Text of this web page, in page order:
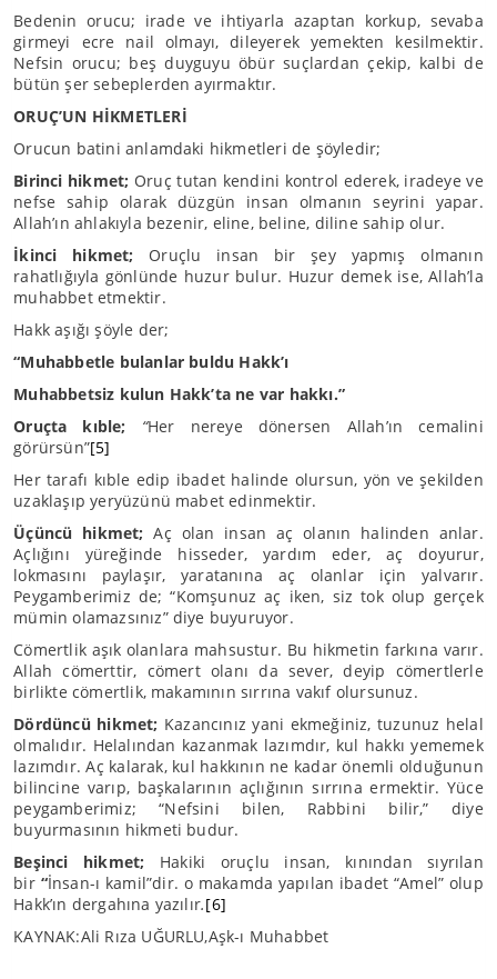
Bedenin orucu; irade ve ihtiyarla azaptan korkup, sevaba
girmeyi ecre nail olmayı, dileyerek yemekten kesilmektir.
Nefsin orucu; beş duyguyu öbür suçlardan çekip, kalbi de
bütün şer sebeplerden ayırmaktır.
ORUÇ’UN HİKMETLERİ
Orucun batini anlamdaki hikmetleri de şöyledir;
Birinci hikmet; Oruç tutan kendini kontrol ederek, iradeye ve
nefse sahip olarak düzgün insan olmanın seyrini yapar.
Allah’ın ahlakıyla bezenir, eline, beline, diline sahip olur.
İkinci hikmet; Oruçlu insan bir şey yapmış olmanın
rahatlığıyla gönlünde huzur bulur. Huzur demek ise, Allah’la
muhabbet etmektir.
Hakk aşığı şöyle der;
“Muhabbetle bulanlar buldu Hakk’ı
Muhabbetsiz kulun Hakk’ta ne var hakkı.”
Oruçta kıble; “Her nereye dönersen Allah’ın cemalini
görürsün”[5]
Her tarafı kıble edip ibadet halinde olursun, yön ve şekilden
uzaklaşıp yeryüzünü mabet edinmektir.
Üçüncü hikmet;Aç olan insan aç olanın halinden anlar.
Açlığını yüreğinde hisseder, yardım eder, aç doyurur,
lokmasını paylaşır, yaratanına aç olanlar için yalvarır.
Peygamberimiz de; “Komşunuz aç iken, siz tok olup gerçek
mümin olamazsınız” diye buyuruyor.
Cömertlik aşık olanlara mahsustur. Bu hikmetin farkına varır.
Allah cömerttir, cömert olanı da sever, deyip cömertlerle
birlikte cömertlik, makamının sırrına vakıf olursunuz.
Dördüncü hikmet; Kazancınız yani ekmeğiniz, tuzunuz helal
olmalıdır. Helalından kazanmak lazımdır, kul hakkı yememek
lazımdır. Aç kalarak, kul hakkının ne kadar önemli olduğunun
bilincine varıp, başkalarının açlığının sırrına ermektir. Yüce
peygamberimiz; “Nefsini bilen, Rabbini bilir,” diye
buyurmasının hikmeti budur.
Beşinci hikmet; Hakiki oruçlu insan, kınından sıyrılan
bir “İnsan-ı kamil”dir. o makamda yapılan ibadet “Amel” olup
Hakk’ın dergahına yazılır.[6]
KAYNAK:Ali Rıza UĞURLU,Aşk-ı Muhabbet